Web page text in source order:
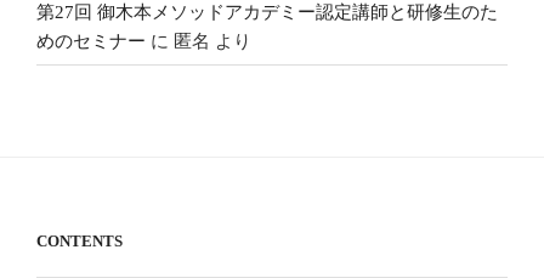
第27回 御木本メソッドアカデミー認定講師と研修生のた
めのセミナー に 匿名 より
CONTENTS